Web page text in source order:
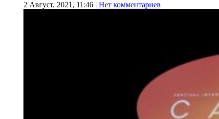
2 Август, 2021, 11:46 | Нет комментариев